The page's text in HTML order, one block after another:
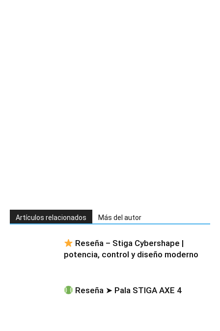
Artículos relacionados Más del autor
Reseña – Stiga Cybershape |
potencia, control y diseño moderno
Reseña ➤ Pala STIGA AXE 4